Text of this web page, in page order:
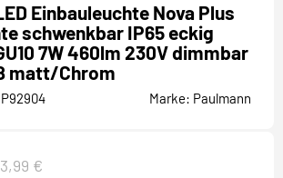
Einbauleuchte Nova Plus
schwenkbar IP65 eckig
7W 460lm 230V dimmbar
matt/Chrom
P92904 Marke: Paulmann
€